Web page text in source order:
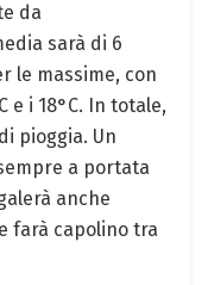
da
sarà di 6
le massime, con
e i 18°C. In totale,
pioggia. Un
a portata
anche
farà capolino tra